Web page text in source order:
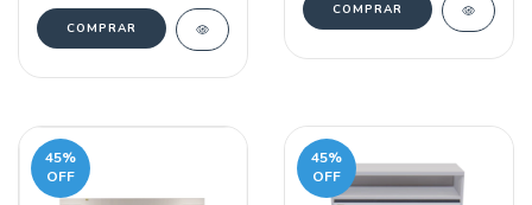
COMPRAR
COMPRAR
45%
OFF
45%
OFF